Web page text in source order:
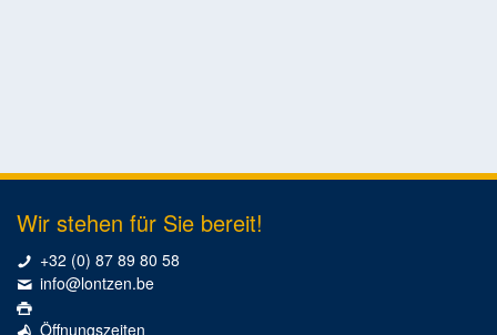
Wir stehen für Sie bereit!
+32 (0) 87 89 80 58
info@lontzen.be
Öffnungszeiten